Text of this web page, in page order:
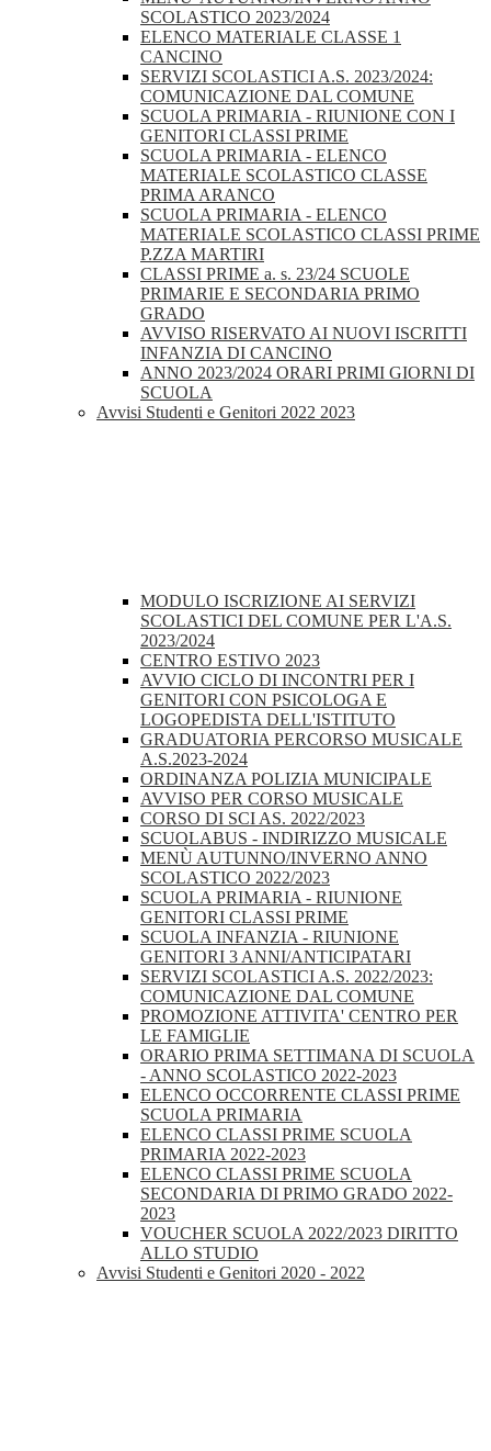
SCOLASTICO 2023/2024
ELENCO MATERIALE CLASSE 1
CANCINO
SERVIZI SCOLASTICI A.S. 2023/2024:
COMUNICAZIONE DAL COMUNE
SCUOLA PRIMARIA - RIUNIONE CON I
GENITORI CLASSI PRIME
SCUOLA PRIMARIA - ELENCO
MATERIALE SCOLASTICO CLASSE
PRIMA ARANCO
SCUOLA PRIMARIA - ELENCO
MATERIALE SCOLASTICO CLASSI PRIME
P.ZZA MARTIRI
CLASSI PRIME a. s. 23/24 SCUOLE
PRIMARIE E SECONDARIA PRIMO
GRADO
AVVISO RISERVATO AI NUOVI ISCRITTI
INFANZIA DI CANCINO
ANNO 2023/2024 ORARI PRIMI GIORNI DI
SCUOLA
Avvisi Studenti e Genitori 2022 2023
MODULO ISCRIZIONE AI SERVIZI
SCOLASTICI DEL COMUNE PER L'A.S.
2023/2024
CENTRO ESTIVO 2023
AVVIO CICLO DI INCONTRI PER I
GENITORI CON PSICOLOGA E
LOGOPEDISTA DELL'ISTITUTO
GRADUATORIA PERCORSO MUSICALE
A.S.2023-2024
ORDINANZA POLIZIA MUNICIPALE
AVVISO PER CORSO MUSICALE
CORSO DI SCI AS. 2022/2023
SCUOLABUS - INDIRIZZO MUSICALE
MENÙ AUTUNNO/INVERNO ANNO
SCOLASTICO 2022/2023
SCUOLA PRIMARIA - RIUNIONE
GENITORI CLASSI PRIME
SCUOLA INFANZIA - RIUNIONE
GENITORI 3 ANNI/ANTICIPATARI
SERVIZI SCOLASTICI A.S. 2022/2023:
COMUNICAZIONE DAL COMUNE
PROMOZIONE ATTIVITA' CENTRO PER
LE FAMIGLIE
ORARIO PRIMA SETTIMANA DI SCUOLA
- ANNO SCOLASTICO 2022-2023
ELENCO OCCORRENTE CLASSI PRIME
SCUOLA PRIMARIA
ELENCO CLASSI PRIME SCUOLA
PRIMARIA 2022-2023
ELENCO CLASSI PRIME SCUOLA
SECONDARIA DI PRIMO GRADO 2022-
2023
VOUCHER SCUOLA 2022/2023 DIRITTO
ALLO STUDIO
Avvisi Studenti e Genitori 2020 - 2022